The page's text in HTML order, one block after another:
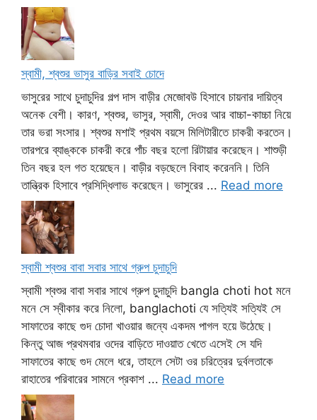
স্বামী, শ্বশুর ভাসুর বাড়ির সবাই চোদে
ভাসুরের সাথে চুদাচুদির গল্প দাস বাড়ীর মেজোবউ হিসাবে চায়নার দায়িত্ব
অনেক বেশী। কারণ, শ্বশুর, ভাসুর, স্বামী, দেওর আর বাচ্চা-কাচ্চা নিয়ে
তার ভরা সংসার। শ্বশুর মশাই প্রথম বয়সে মিলিটারীতে চাকরী করতেন।
তারপরে ব্যাঙ্ককে চাকরী করে পাঁচ বছর হলো রিটায়ার করেছেন। শাশুড়ী
তিন বছর হল গত হয়েছেন। বাড়ীর বড়ছেলে বিবাহ করেননি। তিনি
তান্ত্রিক হিসাবে প্রসিদ্ধিলাভ করেছেন। ভাসুরের ... Read more
স্বামী শ্বশুর বাবা সবার সাথে গ্রুপ চুদাচুদি
স্বামী শ্বশুর বাবা সবার সাথে গ্রুপ চুদাচুদি bangla choti hot মনে
মনে সে স্বীকার করে নিলো, banglachoti যে সত্যিই সত্যিই সে
সাফাতের কাছে গুদ চোদা খাওয়ার জন্যে একদম পাগল হয়ে উঠেছে।
কিন্তু আজ প্রথমবার ওদের বাড়িতে দাওয়াত খেতে এসেই সে যদি
সাফাতের কাছে গুদ মেলে ধরে, তাহলে সেটা ওর চরিত্রের দুর্বলতাকে
রাহাতের পরিবারের সামনে প্রকাশ ... Read more